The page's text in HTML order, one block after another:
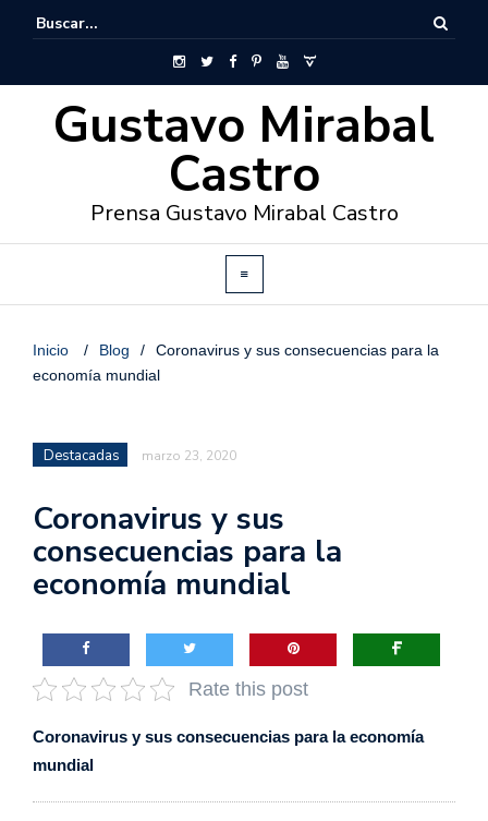
Gustavo Mirabal
Castro
Prensa Gustavo Mirabal Castro
Inicio / Blog /
Coronavirus y sus consecuencias para la
economía mundial
Destacadas marzo 23, 2020
Coronavirus y sus
consecuencias para la
economía mundial
Rate this post
Coronavirus y sus consecuencias para la economía
mundial